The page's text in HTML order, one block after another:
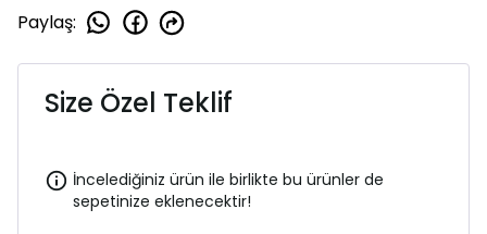
Paylaş:
Size Özel Teklif
İncelediğiniz ürün ile birlikte bu ürünler de
sepetinize eklenecektir!